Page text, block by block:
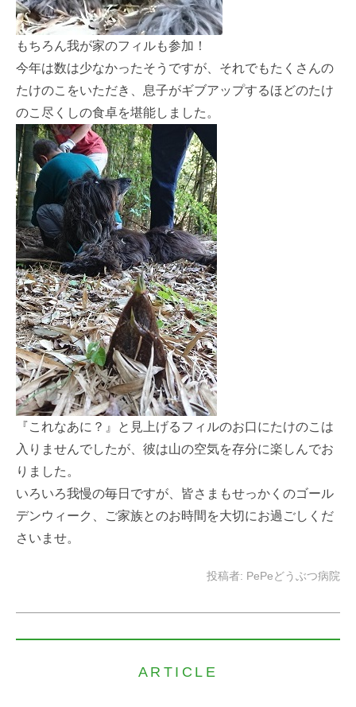
もちろん我が家のフィルも参加！
今年は数は少なかったそうですが、それでもたくさんの
たけのこをいただき、息子がギブアップするほどのたけ
のこ尽くしの食卓を堪能しました。
『これなあに？』と見上げるフィルのお口にたけのこは
入りませんでしたが、彼は山の空気を存分に楽しんでお
りました。
いろいろ我慢の毎日ですが、皆さまもせっかくのゴール
デンウィーク、ご家族とのお時間を大切にお過ごしくだ
さいませ。
投稿者: PePeどうぶつ病院
ARTICLE